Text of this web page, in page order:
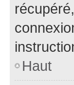
Haut